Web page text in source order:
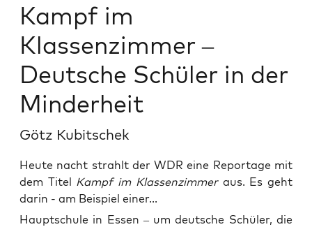
Kampf im
Klassenzimmer –
Deutsche Schüler in der
Minderheit
Götz Kubitschek
Heute nacht strahlt der WDR eine Reportage mit
dem Titel Kampf im Klassenzimmeraus. Es geht
darin - am Beispiel einer...
Haupt­schu­le in Essen – um deut­sche Schü­ler, die